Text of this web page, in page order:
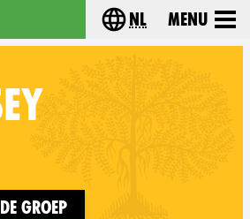
- Home Choose your
nl Menu
groep